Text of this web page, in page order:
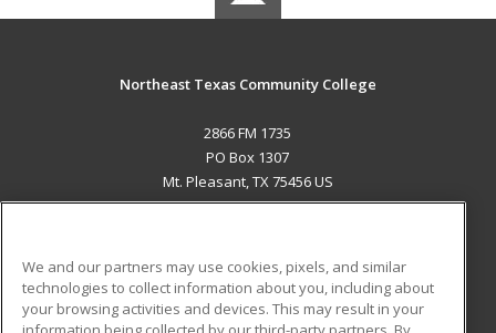
Northeast Texas Community College
2866 FM 1735
PO Box 1307
Mt. Pleasant, TX 75456 US
ADDITIONAL RESOURCES
We and our partners may use cookies, pixels, and similar
technologies to collect information about you, including about
your browsing activities and devices. This may result in your